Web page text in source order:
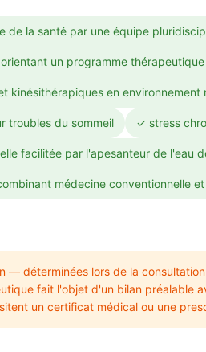
de la santé par une équipe
un programme
kinésithérapiques en environnement
troubles du sommeil ✓ stress
facilitée par l'apesanteur de l'eau
médecine conventionnelle et
— déterminées lors de la
fait l'objet d'un bilan préalable
un certificat médical ou une